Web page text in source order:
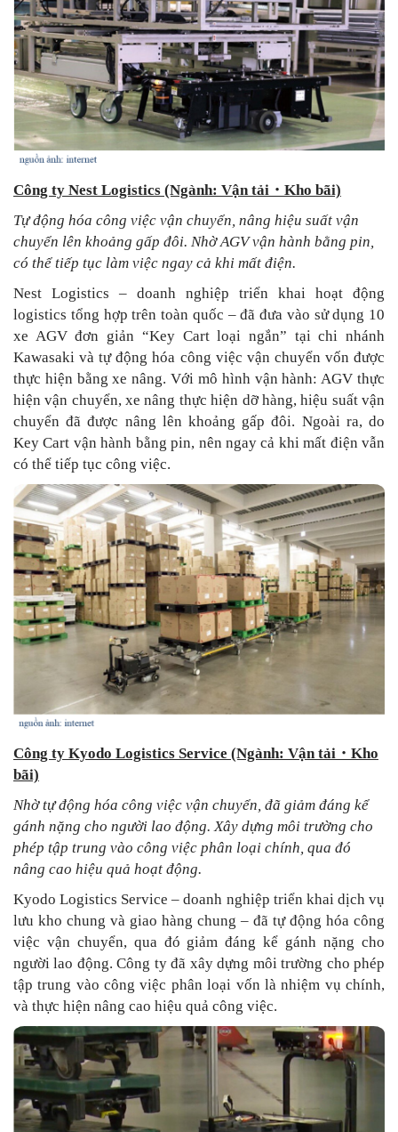
Công ty Nest Logistics (Ngành: Vận tải ・ Kho bãi)
Tự động hóa công việc vận chuyển, nâng hiệu suất vận
chuyển lên khoảng gấp đôi. Nhờ AGV vận hành bằng pin,
có thể tiếp tục làm việc ngay cả khi mất điện.
Nest Logistics – doanh nghiệp triển khai hoạt động
logistics tổng hợp trên toàn quốc – đã đưa vào sử dụng 10
xe AGV đơn giản “Key Cart loại ngắn” tại chi nhánh
Kawasaki và tự động hóa công việc vận chuyển vốn được
thực hiện bằng xe nâng. Với mô hình vận hành: AGV thực
hiện vận chuyển, xe nâng thực hiện dỡ hàng, hiệu suất vận
chuyển đã được nâng lên khoảng gấp đôi. Ngoài ra, do
Key Cart vận hành bằng pin, nên ngay cả khi mất điện vẫn
có thể tiếp tục công việc.
Công ty Kyodo Logistics Service (Ngành: Vận tải ・ Kho
bãi)
Nhờ tự động hóa công việc vận chuyển, đã giảm đáng kể
gánh nặng cho người lao động. Xây dựng môi trường cho
phép tập trung vào công việc phân loại chính, qua đó
nâng cao hiệu quả hoạt động.
Kyodo Logistics Service – doanh nghiệp triển khai dịch vụ
lưu kho chung và giao hàng chung – đã tự động hóa công
việc vận chuyển, qua đó giảm đáng kể gánh nặng cho
người lao động. Công ty đã xây dựng môi trường cho phép
tập trung vào công việc phân loại vốn là nhiệm vụ chính,
và thực hiện nâng cao hiệu quả công việc.